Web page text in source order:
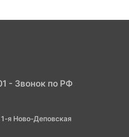
- Звонок по РФ
я Ново-Деповская